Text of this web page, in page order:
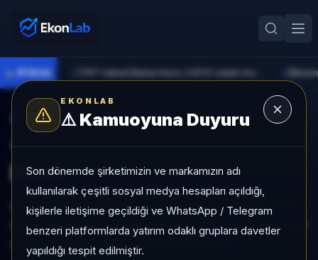
EKONLAB
⚠️Kamuoyuna Duyuru
Son dönemde şirketimizin ve markamızın adı
kullanılarak çeşitli sosyal medya hesapları açıldığı,
kişilerle iletişime geçildiği ve WhatsApp / Telegram
benzeri platformlarda yatırım odaklı gruplara davetler
yapıldığı tespit edilmiştir.
● PİYASA
AI Kripto Radar/BONK
SUNUCU TARAFI KRIPTO GIRIŞI
Bonk
Bonk, Mid Cap grubunda, son 1 ayda %-38,75, son 3
ayda %-65,00, orta risk profiliyle, SAT sinyaliyle kripto
analizi EkonLab detay sayfasında sunulur.